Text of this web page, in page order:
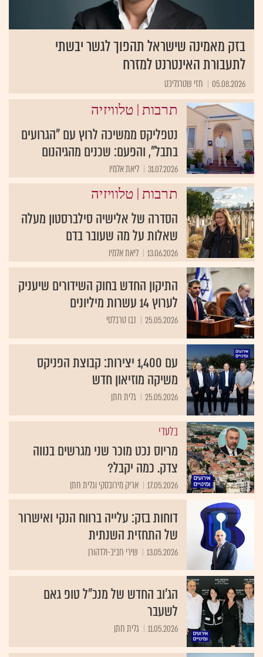
בזק מאמינה שישראל תהפוך לגשר יבשתי
לתעבורת האינטרנט למזרח
05.08.2026 חזי שטרנליכט
תרבות | טלוויזיה
נטפליקס ממשיכה לרוץ עם "הגרועים
בתבל", והפעם: שכנים מהגיהנום
31.07.2026 ליאת אלמיו
תרבות | טלוויזיה
הסדרה של אלישיה סילברסטון מעלה
שאלות על מה שעובר בדם
13.06.2026 ליאת אלמיו
התיקון החדש בחוק השידורים שיעניק
לערוץ 14 עשרות מיליונים
25.05.2026 נבו טרבלסי
עם 1,400 יצירות: קבוצת הפניקס
משיקה מוזיאון חדש
25.05.2026 גלית חתן
בלעדי
מריוס נכט מוכר שני מגרשים בנווה
צדק. כמה יקבל?
17.05.2026 אריק מירובסקי וגלית חתן
דוחות בזק: עלייה ברווח הנקי ואישרור
של התחזית השנתית
13.05.2026 שירי חביב-ולדהורן
הג'וב החדש של מנכ"ל טופ גאם
לשעבר
11.05.2026 גלית חתן